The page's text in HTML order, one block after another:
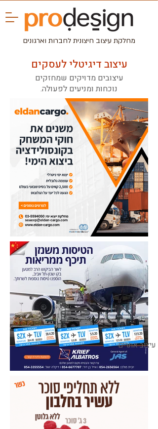
מחלקת עיצוב חיצונית לחברות וארגונים
עיצוב דיגיטלי לעסקים
עיצובים מדויקים שמחזקים
נוכחות ומניעים לפעולה.
עיצוב אתרים